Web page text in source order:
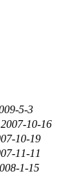
5-3
2007-10-16
10-19
11-11
1-15